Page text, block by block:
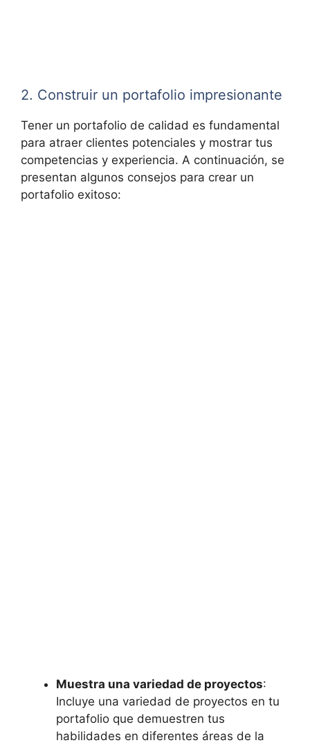
2. Construir un portafolio impresionante
Tener un portafolio de calidad es fundamental
para atraer clientes potenciales y mostrar tus
competencias y experiencia. A continuación, se
presentan algunos consejos para crear un
portafolio exitoso:
Muestra una variedad de proyectos:
Incluye una variedad de proyectos en tu
portafolio que demuestren tus
habilidades en diferentes áreas de la